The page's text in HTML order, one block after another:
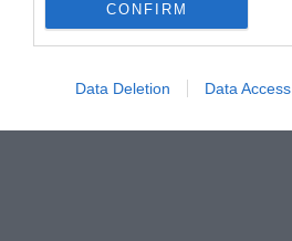
CONFIRM
Data Deletion Data Access
έχουμε τη δημοκρατία.